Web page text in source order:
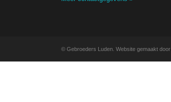
© Gebroeders Luden. Website gemaakt door